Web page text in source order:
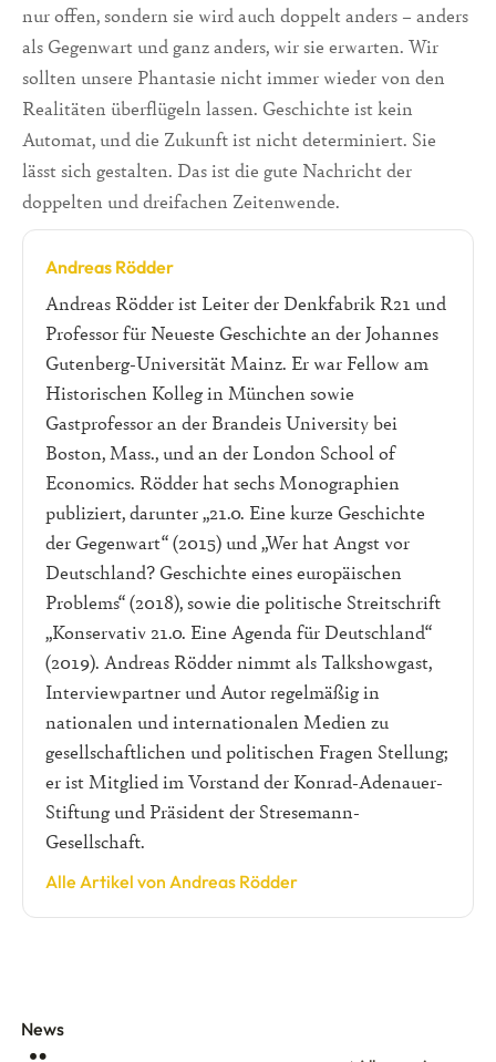
nur offen, sondern sie wird auch doppelt anders – anders
als Gegenwart und ganz anders, wir sie erwarten. Wir
sollten unsere Phantasie nicht immer wieder von den
Realitäten überflügeln lassen. Geschichte ist kein
Automat, und die Zukunft ist nicht determiniert. Sie
lässt sich gestalten. Das ist die gute Nachricht der
doppelten und dreifachen Zeitenwende.
Andreas Rödder
Andreas Rödder ist Leiter der Denkfabrik R21 und
Professor für Neueste Geschichte an der Johannes
Gutenberg-Universität Mainz. Er war Fellow am
Historischen Kolleg in München sowie
Gastprofessor an der Brandeis University bei
Boston, Mass., und an der London School of
Economics. Rödder hat sechs Monographien
publiziert, darunter „21.0. Eine kurze Geschichte
der Gegenwart“ (2015) und „Wer hat Angst vor
Deutschland? Geschichte eines europäischen
Problems“ (2018), sowie die politische Streitschrift
„Konservativ 21.0. Eine Agenda für Deutschland“
(2019). Andreas Rödder nimmt als Talkshowgast,
Interviewpartner und Autor regelmäßig in
nationalen und internationalen Medien zu
gesellschaftlichen und politischen Fragen Stellung;
er ist Mitglied im Vorstand der Konrad-Adenauer-
Stiftung und Präsident der Stresemann-
Gesellschaft.
Alle Artikel von Andreas Rödder
News